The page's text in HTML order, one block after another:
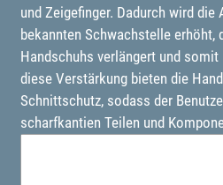
und Zeigefinger. Dadurch wird
bekannten Schwachstelle erhöht,
Handschuhs verlängert und
diese Verstärkung bieten die
Schnittschutz, sodass der
scharfkantien Teilen und